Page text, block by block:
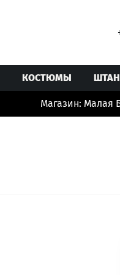
Юбки
КОСТЮМЫ
Магазин: Малая